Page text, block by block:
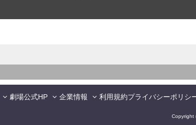
劇場公式HP 企業情報 利用規約プライバシーポリシ
Copyright